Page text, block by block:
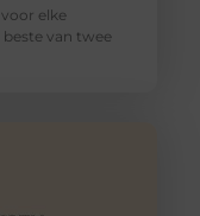
elke
van twee